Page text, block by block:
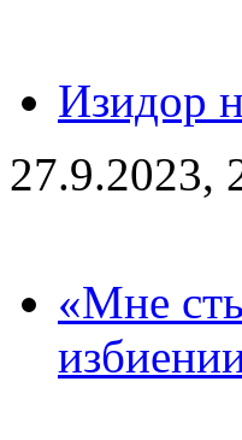
Изидор
27.9.2023,
«Мне